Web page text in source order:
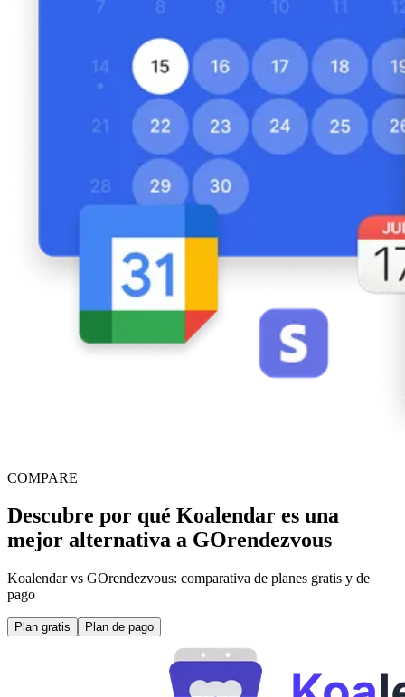
COMPARE
Descubre por qué Koalendar es una
mejor alternativa a GOrendezvous
Koalendar vs GOrendezvous: comparativa de planes gratis y de
pago
Plan gratis Plan de pago